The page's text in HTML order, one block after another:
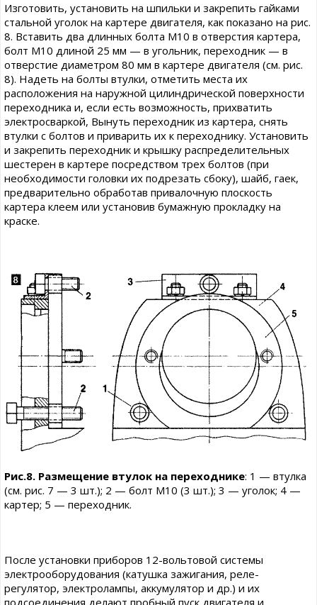
Изготовить, установить на шпильки и закрепить гайками
стальной уголок на картере двигателя, как показано на рис.
8. Вставить два длинных болта М10 в отверстия картера,
болт М10 длиной 25 мм — в угольник, переходник — в
отверстие диаметром 80 мм в картере двигателя (см. рис.
8). Надеть на болты втулки, отметить места их
расположения на наружной цилиндрической поверхности
переходника и, если есть возможность, прихватить
электросваркой, Вынуть переходник из картера, снять
втулки с болтов и приварить их к переходнику. Установить
и закрепить переходник и крышку распределительных
шестерен в картере посредством трех болтов (при
необходимости головки их подрезать сбоку), шайб, гаек,
предварительно обработав привалочную плоскость
картера клеем или установив бумажную прокладку на
краске.
Рис.8. Размещение втулок на переходнике: 1 — втулка
(см. рис. 7 — 3 шт.); 2 — болт М10 (3 шт.); 3 — уголок; 4 —
картер; 5 — переходник.
После установки приборов 12-вольтовой системы
электрооборудования (катушка зажигания, реле-
регулятор, электролампы, аккумулятор и др.) и их
подсоединения делают пробный пуск двигателя и